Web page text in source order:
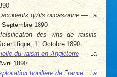
qu’ils occasionne — La
1890
des vins de raisins
11 Octobre 1890
du raisin en Angleterre— La
1890
houillère de France : La